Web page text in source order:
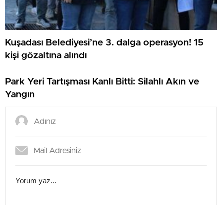
Kuşadası Belediyesi’ne 3. dalga operasyon! 15
kişi gözaltına alındı
Park Yeri Tartışması Kanlı Bitti: Silahlı Akın ve
Yangın